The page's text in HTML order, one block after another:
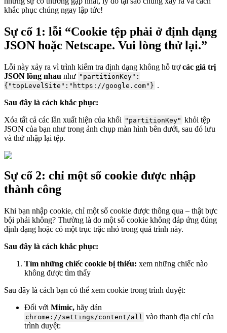
khắc phục chúng ngay lập tức!
Sự cố 1: lỗi “Cookie tệp phải ở định dạng
JSON hoặc Netscape. Vui lòng thử lại.”
Lỗi này xảy ra vì trình kiểm tra định dạng không hỗ trợcác giá trị
JSON lồng nhau như "partitionKey":
{"topLevelSite":"https://google.com"} .
Sau đây là cách khắc phục:
Xóa tất cả các lần xuất hiện của khối "partitionKey" khỏi tệp
JSON của bạn như trong ảnh chụp màn hình bên dưới, sau đó lưu
và thử nhập lại tệp.
Sự cố 2: chỉ một số cookie được nhập
thành công
Khi bạn nhập cookie, chỉ một số cookie được thông qua – thật bực
bội phải không? Thường là do một số cookie không đáp ứng đúng
định dạng hoặc có một trục trặc nhỏ trong quá trình này.
Sau đây là cách khắc phục:
Tìm những chiếc cookie bị thiếu: xem những chiếc nào
không được tìm thấy
Sau đây là cách bạn có thể xem cookie trong trình duyệt:
Đối với Mimic, hãy dán
chrome://settings/content/all vào thanh địa chỉ của
trình duyệt: